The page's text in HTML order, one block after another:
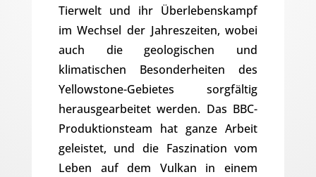
Tierwelt und ihr Überlebenskampf
im Wechsel der Jahreszeiten, wobei
auch die geologischen und
klimatischen Besonderheiten des
Yellowstone-Gebietes sorgfältig
herausgearbeitet werden. Das BBC-
Produktionsteam hat ganze Arbeit
geleistet, und die Faszination vom
Leben auf dem Vulkan in einem